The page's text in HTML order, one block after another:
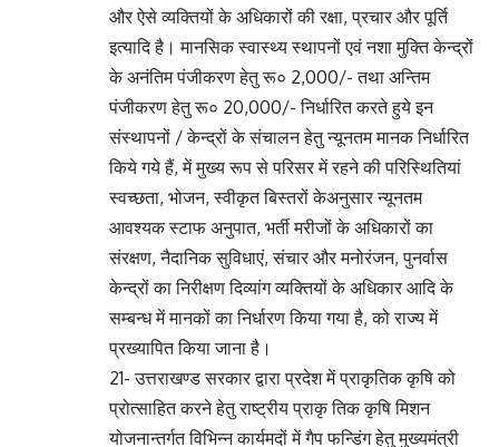
और ऐसे व्यक्तियों के अधिकारों की रक्षा, प्रचार और पूर्ति
इत्यादि है। मानसिक स्वास्थ्य स्थापनों एवं नशा मुक्ति केन्द्रों
के अनंतिम पंजीकरण हेतु रू० 2,000/- तथा अन्तिम
पंजीकरण हेतु रू० 20,000/- निर्धारित करते हुये इन
संस्थापनों / केन्द्रों के संचालन हेतु न्यूनतम मानक निर्धारित
किये गये हैं, में मुख्य रूप से परिसर में रहने की परिस्थितियां
स्वच्छता, भोजन, स्वीकृत बिस्तरों केअनुसार न्यूनतम
आवश्यक स्टाफ अनुपात, भर्ती मरीजों के अधिकारों का
संरक्षण, नैदानिक सुविधाएं, संचार और मनोरंजन, पुनर्वास
केन्द्रों का निरीक्षण दिव्यांग व्यक्तियों के अधिकार आदि के
सम्बन्ध में मानकों का निर्धारण किया गया है, को राज्य में
प्रख्यापित किया जाना है।
21- उत्तराखण्ड सरकार द्वारा प्रदेश में प्राकृतिक कृषि को
प्रोत्साहित करने हेतु राष्ट्रीय प्राकृ तिक कृषि मिशन
योजनान्तर्गत विभिन्न कार्यमदों में गैप फन्डिंग हेतु मुख्यमंत्री